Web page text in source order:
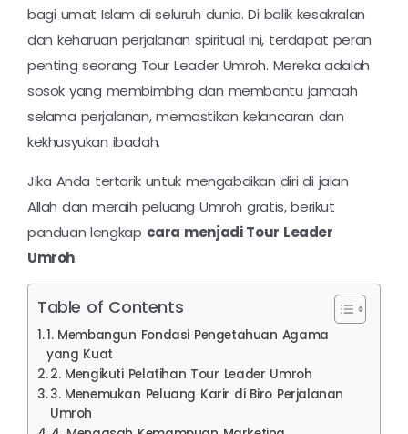
bagi umat Islam di seluruh dunia. Di balik kesakralan
dan keharuan perjalanan spiritual ini, terdapat peran
penting seorang Tour Leader Umroh. Mereka adalah
sosok yang membimbing dan membantu jamaah
selama perjalanan, memastikan kelancaran dan
kekhusyukan ibadah.
Jika Anda tertarik untuk mengabdikan diri di jalan
Allah dan meraih peluang Umroh gratis, berikut
panduan lengkap cara menjadi Tour Leader
Umroh:
Table of Contents
1. Membangun Fondasi Pengetahuan Agama
yang Kuat
2. Mengikuti Pelatihan Tour Leader Umroh
3. Menemukan Peluang Karir di Biro Perjalanan
Umroh